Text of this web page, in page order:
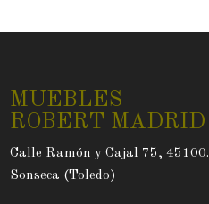
MUEBLES
ROBERT MADRID
Calle Ramón y Cajal 75, 45100.
Sonseca (Toledo)